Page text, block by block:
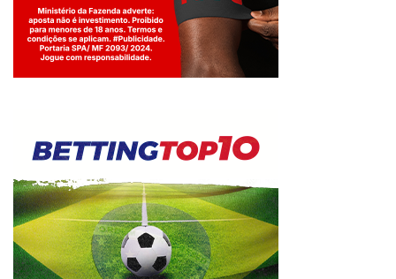
Jogue com responsabilidade. 18+